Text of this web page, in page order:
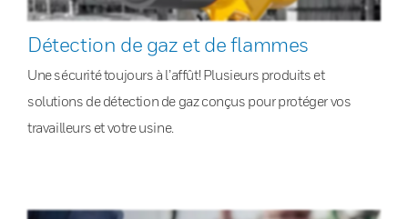
Détection de gaz et de flammes
Une sécurité toujours à l’affût! Plusieurs produits et
solutions de détection de gaz conçus pour protéger vos
travailleurs et votre usine.